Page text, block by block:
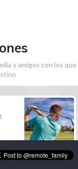
y amigos con los que